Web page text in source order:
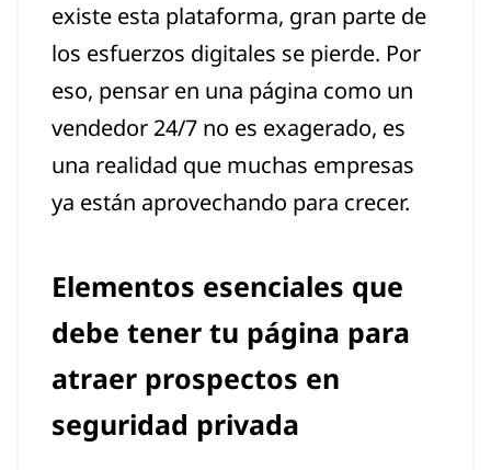
existe esta plataforma, gran parte de
los esfuerzos digitales se pierde. Por
eso, pensar en una página como un
vendedor 24/7 no es exagerado, es
una realidad que muchas empresas
ya están aprovechando para crecer.
Elementos esenciales que
debe tener tu página para
atraer prospectos en
seguridad privada